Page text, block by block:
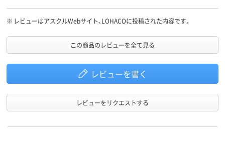
※ レビューはアスクルWebサイト、LOHACOに投稿された内容です。
この商品のレビューを全て見る
レビューを書く
レビューをリクエストする